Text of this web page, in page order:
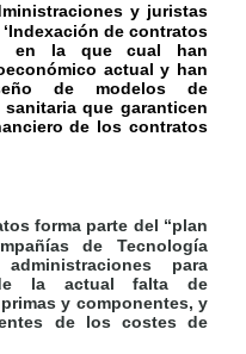
y juristas
de contratos
en la que cual han
actual y han
de modelos de
que garanticen
de los contratos
forma parte del “plan
de Tecnología
para
la actual falta de
y componentes, y
de los costes de